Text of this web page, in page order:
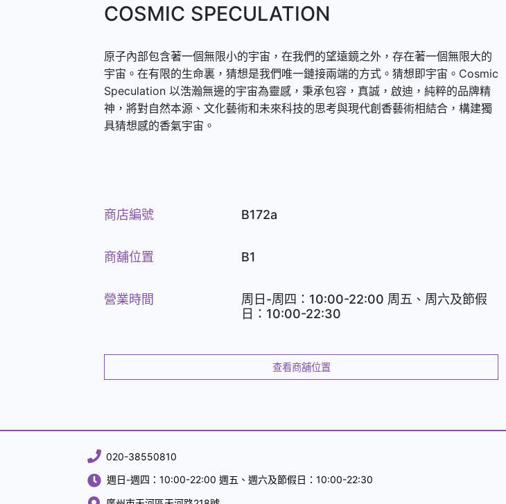
COSMIC SPECULATION
原子內部包含著一個無限小的宇宙，在我們的望遠鏡之外，存在著一個無限大的
宇宙。在有限的生命裏，猜想是我們唯一鏈接兩端的方式。猜想即宇宙。Cosmic
Speculation 以浩瀚無邊的宇宙為靈感，秉承包容，真誠，啟迪，純粹的品牌精
神，將對自然本源、文化藝術和未來科技的思考與現代創香藝術相結合，構建獨
具猜想感的香氣宇宙。
商店編號 B172a
商舖位置 B1
營業時間
周日-周四：10:00-22:00 周五、周六及節假
日：10:00-22:30
查看商舖位置
020-38550810
週日-週四：10:00-22:00 週五、週六及節假日：10:00-22:30